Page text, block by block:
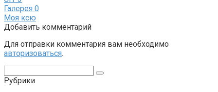
Галерея 0
Моя ксю
Добавить комментарий
Для отправки комментария вам необходимо
авторизоваться.
Рубрики